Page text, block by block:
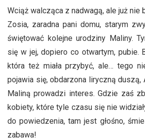
Wciąż walcząca z nadwagą, ale już nie
Zosia, zaradna pani domu, starym
świętować kolejne urodziny Maliny.
się w jej, dopiero co otwartym, pubie.
która też miała przybyć, ale… tego
pojawia się, obdarzona liryczną duszą,
Maliną prowadzi interes. Gdzie zaś
kobiety, które tyle czasu się nie
do powiedzenia, tam jest głośno,
zabawa!